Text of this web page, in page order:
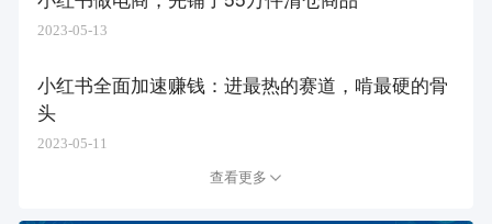
2023-05-13
小红书全面加速赚钱：进最热的赛道，啃最硬的骨
头
2023-05-11
查看更多